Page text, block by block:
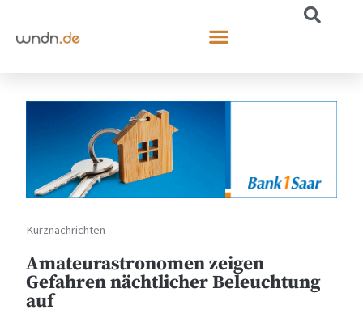
Kurznachrichten
Amateurastronomen zeigen
Gefahren nächtlicher Beleuchtung
auf